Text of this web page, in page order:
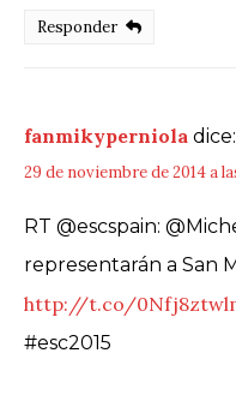
Responder
fanmikyperniola dice:
29 de noviembre de 2014 a
RT @escspain:
representarán a San
http://t.co/
#esc2015